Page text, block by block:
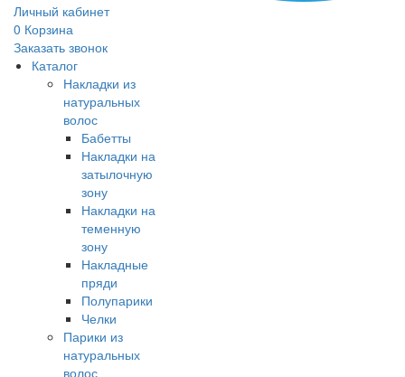
Личный кабинет
0 Корзина
Заказать звонок
Каталог
Накладки из
натуральных
волос
Бабетты
Накладки на
затылочную
зону
Накладки на
теменную
зону
Накладные
пряди
Полупарики
Челки
Парики из
натуральных
волос